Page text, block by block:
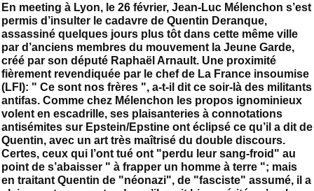
En meeting à Lyon, le 26 février, Jean-Luc Mélenchon s’est
permis d’insulter le cadavre de Quentin Deranque,
assassiné quelques jours plus tôt dans cette même ville
par d’anciens membres du mouvement la Jeune Garde,
créé par son député Raphaël Arnault. Une proximité
fièrement revendiquée par le chef de La France insoumise
(LFI): " Ce sont nos frères ", a-t-il dit ce soir-là des militants
antifas. Comme chez Mélenchon les propos ignominieux
volent en escadrille, ses plaisanteries à connotations
antisémites sur Epstein/Epstine ont éclipsé ce qu’il a dit de
Quentin, avec un art très maîtrisé du double discours.
Certes, ceux qui l’ont tué ont "perdu leur sang-froid" au
point de s’abaisser " à frapper un homme à terre "; mais
en traitant Quentin de "néonazi", de "fasciste" assumé, il a